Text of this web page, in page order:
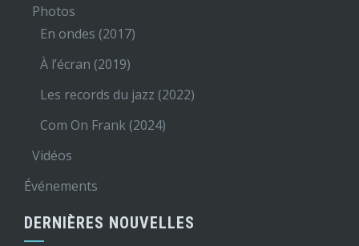
Photos
En ondes (2017)
À l’écran (2019)
Les records du jazz (2022)
Com On Frank (2024)
Vidéos
Événements
DERNIÈRES NOUVELLES